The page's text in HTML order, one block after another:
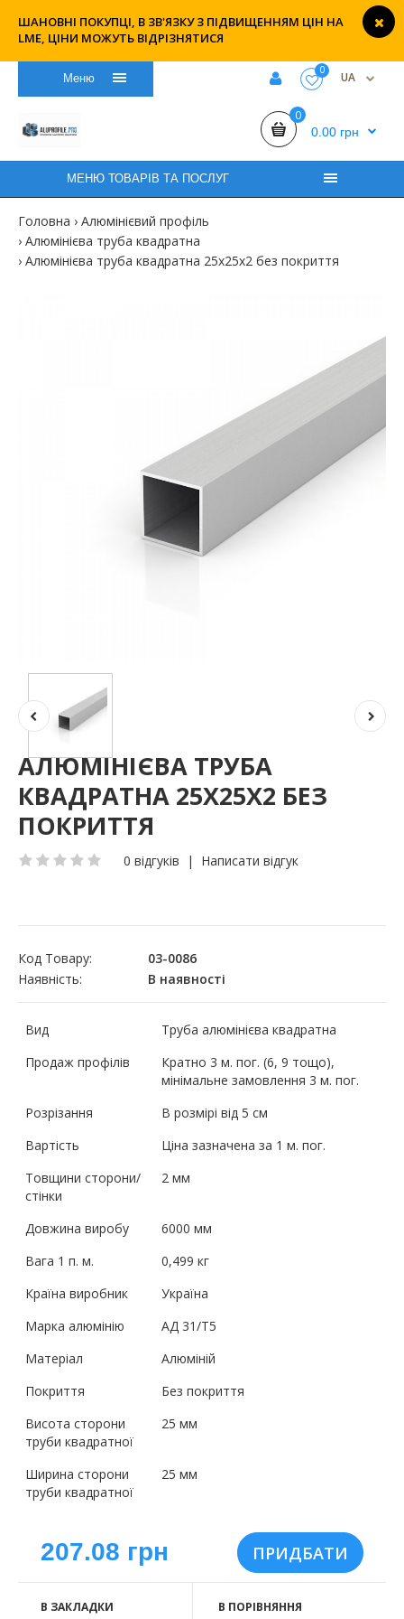
ШАНОВНІ ПОКУПЦІ, В ЗВ'ЯЗКУ З ПІДВИЩЕННЯМ ЦІН НА
LME, ЦІНИ МОЖУТЬ ВІДРІЗНЯТИСЯ
Меню
0 UA
0
0.00 грн
МЕНЮ ТОВАРІВ ТА ПОСЛУГ
Головна
Алюмінієвий профіль
Алюмінієва труба квадратна
Алюмінієва труба квадратна 25х25х2 без покриття
АЛЮМІНІЄВА ТРУБА
КВАДРАТНА 25Х25Х2 БЕЗ
ПОКРИТТЯ
0 відгуків | Написати відгук
Код Товару:
03-0086
Наявність:
В наявності
Вид
Труба алюмінієва квадратна
Продаж профілів
Кратно 3 м. пог. (6, 9 тощо),
мінімальне замовлення 3 м. пог.
Розрізання
В розмірі від 5 см
Вартість
Ціна зазначена за 1 м. пог.
Товщини сторони/
стінки
2 мм
Довжина виробу
6000 мм
Вага 1 п. м.
0,499 кг
Країна виробник
Україна
Марка алюмінію
АД 31/Т5
Матеріал
Алюміній
Покриття
Без покриття
Висота сторони
труби квадратної
25 мм
Ширина сторони
труби квадратної
25 мм
207.08 грн
В ЗАКЛАДКИ В ПОРІВНЯННЯ